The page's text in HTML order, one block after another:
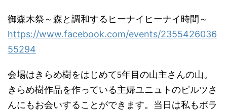
御森木祭～森と調和するヒーナイヒーナイ時間～
https://www.facebook.com/events/2355426036
55294
会場はきらめ樹をはじめて5年目の山主さんの山。
きらめ樹作品を作っている主婦ユニュトのピルツさ
んにもお会いすることができます。当日は私もボラ